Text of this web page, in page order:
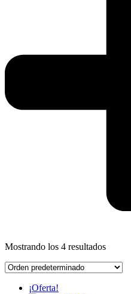
Mostrando los 4 resultados
¡Oferta!